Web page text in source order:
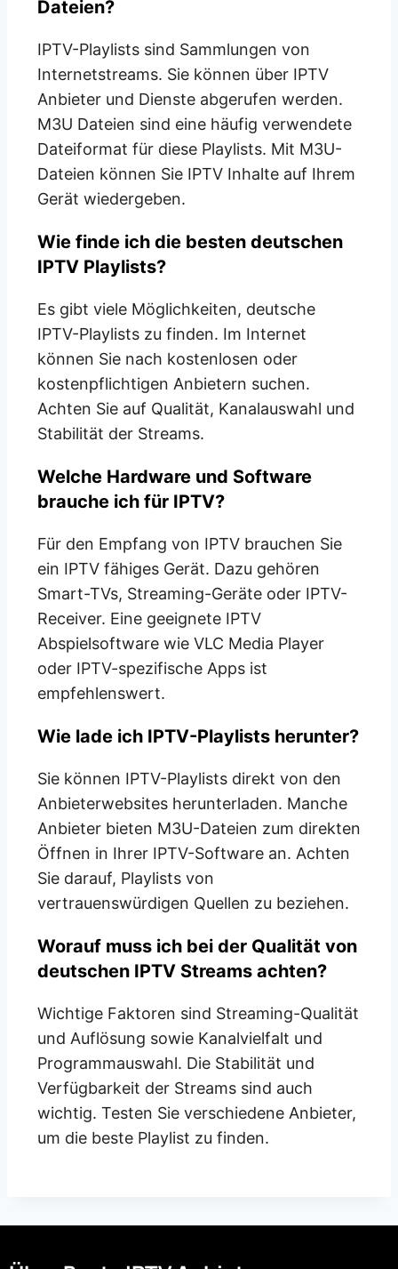
Dateien?
IPTV-Playlists sind Sammlungen von
Internetstreams. Sie können über IPTV
Anbieter und Dienste abgerufen werden.
M3U Dateien sind eine häufig verwendete
Dateiformat für diese Playlists. Mit M3U-
Dateien können Sie IPTV Inhalte auf Ihrem
Gerät wiedergeben.
Wie finde ich die besten deutschen
IPTV Playlists?
Es gibt viele Möglichkeiten, deutsche
IPTV-Playlists zu finden. Im Internet
können Sie nach kostenlosen oder
kostenpflichtigen Anbietern suchen.
Achten Sie auf Qualität, Kanalauswahl und
Stabilität der Streams.
Welche Hardware und Software
brauche ich für IPTV?
Für den Empfang von IPTV brauchen Sie
ein IPTV fähiges Gerät. Dazu gehören
Smart-TVs, Streaming-Geräte oder IPTV-
Receiver. Eine geeignete IPTV
Abspielsoftware wie VLC Media Player
oder IPTV-spezifische Apps ist
empfehlenswert.
Wie lade ich IPTV-Playlists herunter?
Sie können IPTV-Playlists direkt von den
Anbieterwebsites herunterladen. Manche
Anbieter bieten M3U-Dateien zum direkten
Öffnen in Ihrer IPTV-Software an. Achten
Sie darauf, Playlists von
vertrauenswürdigen Quellen zu beziehen.
Worauf muss ich bei der Qualität von
deutschen IPTV Streams achten?
Wichtige Faktoren sind Streaming-Qualität
und Auflösung sowie Kanalvielfalt und
Programmauswahl. Die Stabilität und
Verfügbarkeit der Streams sind auch
wichtig. Testen Sie verschiedene Anbieter,
um die beste Playlist zu finden.